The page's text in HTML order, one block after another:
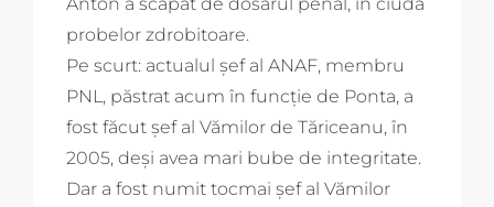
probelor zdrobitoare.
Pe scurt: actualul șef al ANAF, membru
PNL, păstrat acum în funcție de Ponta, a
fost făcut șef al Vămilor de Tăriceanu, în
2005, deși avea mari bube de integritate.
Dar a fost numit tocmai șef al Vămilor